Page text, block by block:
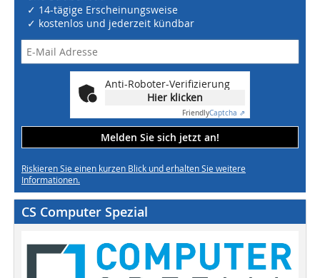
✓ 14-tägige Erscheinungsweise
✓ kostenlos und jederzeit kündbar
Anti-Roboter-Verifizierung
Hier klicken
FriendlyCaptcha ⇗
Melden Sie sich jetzt an!
Riskieren Sie einen kurzen Blick und erhalten Sie weitere
Informationen.
CS Computer Spezial